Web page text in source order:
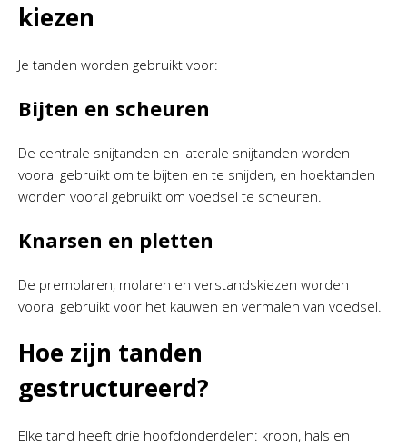
kiezen
Je tanden worden gebruikt voor:
Bijten en scheuren
De centrale snijtanden en laterale snijtanden worden
vooral gebruikt om te bijten en te snijden, en hoektanden
worden vooral gebruikt om voedsel te scheuren.
Knarsen en pletten
De premolaren, molaren en verstandskiezen worden
vooral gebruikt voor het kauwen en vermalen van voedsel.
Hoe zijn tanden
gestructureerd?
Elke tand heeft drie hoofdonderdelen: kroon, hals en